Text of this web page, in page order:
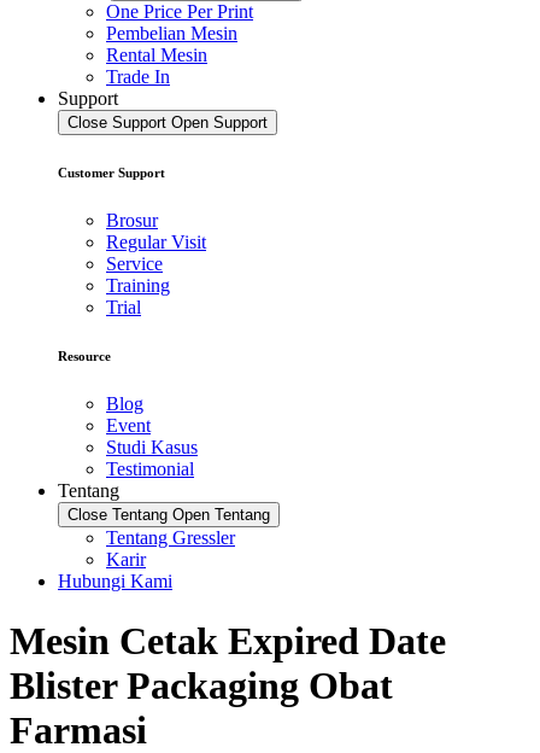
One Price Per Print
Pembelian Mesin
Rental Mesin
Trade In
Support
Close Support Open Support
Customer Support
Brosur
Regular Visit
Service
Training
Trial
Resource
Blog
Event
Studi Kasus
Testimonial
Tentang
Close Tentang Open Tentang
Tentang Gressler
Karir
Hubungi Kami
Mesin Cetak Expired Date
Blister Packaging Obat
Farmasi